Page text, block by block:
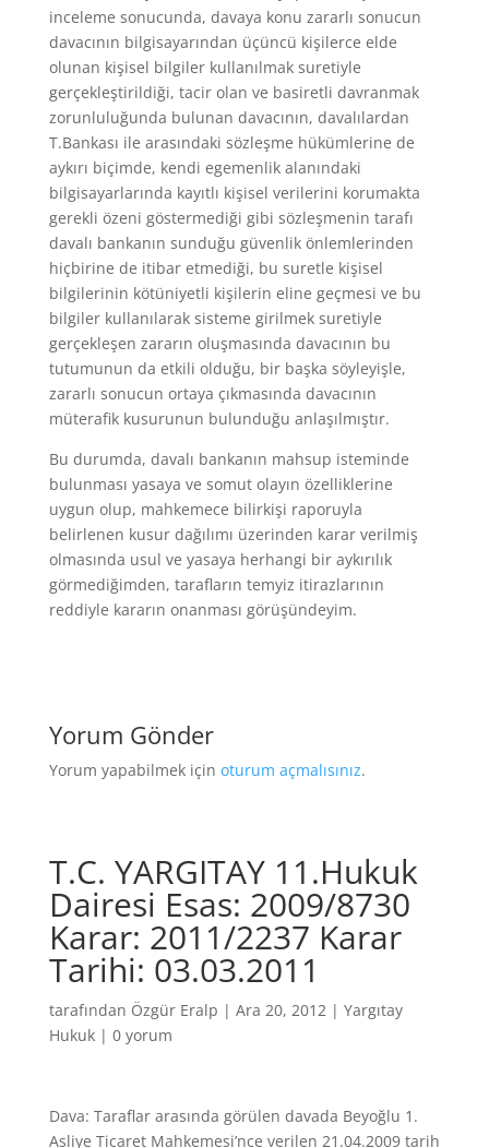
inceleme sonucunda, davaya konu zararlı sonucun
davacının bilgisayarından üçüncü kişilerce elde
olunan kişisel bilgiler kullanılmak suretiyle
gerçekleştirildiği, tacir olan ve basiretli davranmak
zorunluluğunda bulunan davacının, davalılardan
T.Bankası ile arasındaki sözleşme hükümlerine de
aykırı biçimde, kendi egemenlik alanındaki
bilgisayarlarında kayıtlı kişisel verilerini korumakta
gerekli özeni göstermediği gibi sözleşmenin tarafı
davalı bankanın sunduğu güvenlik önlemlerinden
hiçbirine de itibar etmediği, bu suretle kişisel
bilgilerinin kötüniyetli kişilerin eline geçmesi ve bu
bilgiler kullanılarak sisteme girilmek suretiyle
gerçekleşen zararın oluşmasında davacının bu
tutumunun da etkili olduğu, bir başka söyleyişle,
zararlı sonucun ortaya çıkmasında davacının
müterafik kusurunun bulunduğu anlaşılmıştır.
Bu durumda, davalı bankanın mahsup isteminde
bulunması yasaya ve somut olayın özelliklerine
uygun olup, mahkemece bilirkişi raporuyla
belirlenen kusur dağılımı üzerinden karar verilmiş
olmasında usul ve yasaya herhangi bir aykırılık
görmediğimden, tarafların temyiz itirazlarının
reddiyle kararın onanması görüşündeyim.
Yorum Gönder
Yorum yapabilmek için oturum açmalısınız.
T.C. YARGITAY 11.Hukuk
Dairesi Esas: 2009/8730
Karar: 2011/2237 Karar
Tarihi: 03.03.2011
tarafından Özgür Eralp | Ara 20, 2012| Yargıtay
Hukuk| 0 yorum
Dava: Taraflar arasında görülen davada Beyoğlu 1.
Asliye Ticaret Mahkemesi’nce verilen 21.04.2009 tarih